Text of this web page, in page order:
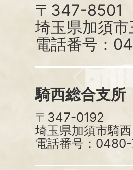
〒347-8501
埼玉県加須
電話番号：
騎西総合支所
〒347-0192
埼玉県加須市騎
電話番号：0480-